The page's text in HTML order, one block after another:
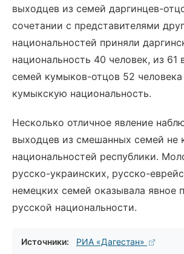
выходцев из семей даргинцев-
сочетании с представителями
национальностей приняли
национальность 40 человек, из 61
семей кумыков-отцов 52 человека
кумыкскую национальность.
Несколько отличное явление
выходцев из смешанных семей не
национальностей республики.
русско-украинских, русско-
немецких семей оказывала явное
русской национальности.
Источники: РИА «Дагестан»